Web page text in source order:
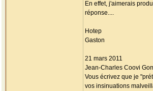
En effet, j'aimerais
réponse....
Hotep
Gaston
21 mars 2011
Jean-Charles Coovi
Vous écrivez que je
vos insinuations